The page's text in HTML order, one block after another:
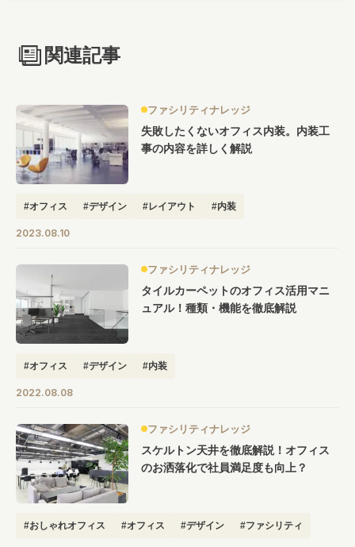
関連記事
ファシリティナレッジ
失敗したくないオフィス内装。内装工
事の内容を詳しく解説
#オフィス #デザイン #レイアウト #内装
2023.08.10
ファシリティナレッジ
タイルカーペットのオフィス活用マニ
ュアル！種類・機能を徹底解説
#オフィス #デザイン #内装
2022.08.08
ファシリティナレッジ
スケルトン天井を徹底解説！オフィス
のお洒落化で社員満足度も向上？
#おしゃれオフィス #オフィス #デザイン #ファシリティ